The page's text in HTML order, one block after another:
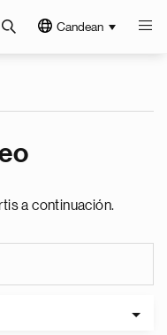
Candean
a continuación.